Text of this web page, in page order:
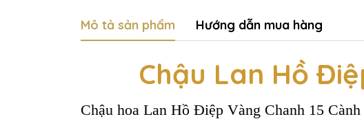
Mô tả sản phẩm Hướng dẫn mua hàng
Chậu Lan Hồ
Chậu hoa Lan Hồ Điệp Vàng Chanh 15